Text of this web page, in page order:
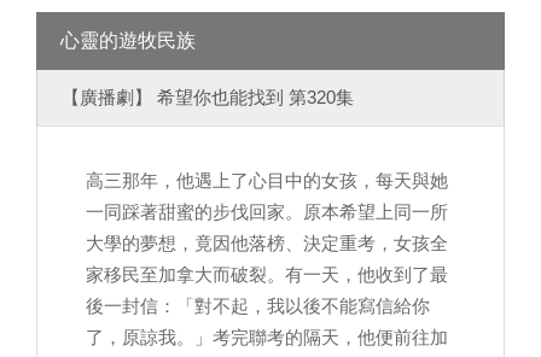
心靈的遊牧民族
【廣播劇】 希望你也能找到 第320集
高三那年，他遇上了心目中的女孩，每天與她
一同踩著甜蜜的步伐回家。原本希望上同一所
大學的夢想，竟因他落榜、決定重考，女孩全
家移民至加拿大而破裂。有一天，他收到了最
後一封信：「對不起，我以後不能寫信給你
了，原諒我。」考完聯考的隔天，他便前往加